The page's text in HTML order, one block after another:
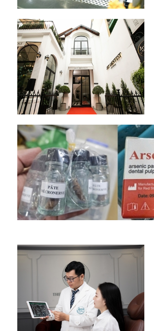
An ninh
Anh
Australia
Amazon
Army Games
Apple
Alibaba
Angela Merkel
Aeroflot
ASEAN
Argentina
Ai
Azovstal